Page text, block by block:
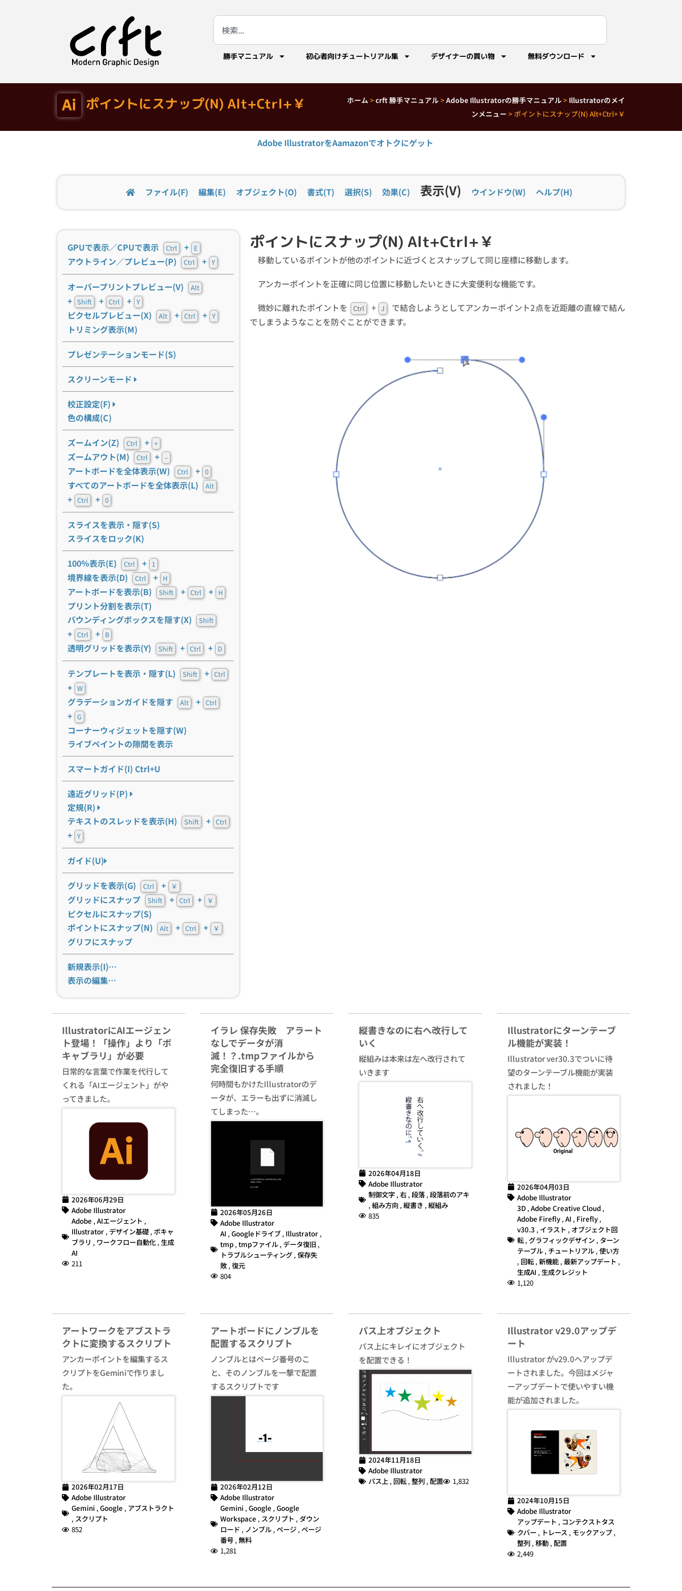
勝手マニュアル 初心者向けチュートリアル集 デザイナーの買い物 無料ダウンロード
ポイントにスナップ(N) Alt+Ctrl+￥ ホーム >crft 勝手マニュアル >Adobe Illustratorの勝手マニュアル > Illustratorのメイ
ンメニュー > ポイントにスナップ(N) Alt+Ctrl+￥
Adobe IllustratorをAamazonでオトクにゲット
ファイル(F) 編集(E) オブジェクト(O) 書式(T) 選択(S) 効果(C) 表示(V) ウインドウ(W) ヘルプ(H)
GPUで表示／CPUで表示 Ctrl + E
アウトライン／プレビュー(P) Ctrl + Y
オーバープリントプレビュー(V) Alt
+ Shift + Ctrl + Y
ピクセルプレビュー(X) Alt + Ctrl + Y
トリミング表示(M)
プレゼンテーションモード(S)
スクリーンモード
校正設定(F)
色の構成(C)
ズームイン(Z) Ctrl + +
ズームアウト(M) Ctrl + –
アートボードを全体表示(W) Ctrl + 0
すべてのアートボードを全体表示(L) Alt
+ Ctrl + 0
スライスを表示・隠す(S)
スライスをロック(K)
100％表示(E) Ctrl + 1
境界線を表示(D) Ctrl + H
アートボードを表示(B) Shift + Ctrl + H
プリント分割を表示(T)
バウンディングボックスを隠す(X)
Shift
+ Ctrl + B
透明グリッドを表示(Y) Shift + Ctrl + D
テンプレートを表示・隠す(L) Shift + Ctrl
+ W
グラデーションガイドを隠す Alt + Ctrl
+ G
コーナーウィジェットを隠す(W)
ライブペイントの隙間を表示
スマートガイド(I) Ctrl+U
遠近グリッド(P)
定規(R)
テキストのスレッドを表示(H)
Shift + Ctrl
+ Y
ガイド(U)
グリッドを表示(G) Ctrl + ￥
グリッドにスナップ Shift + Ctrl + ￥
ピクセルにスナップ(S)
ポイントにスナップ(N)
Alt + Ctrl + ￥
グリフにスナップ
新規表示(I)…
表示の編集…
ポイントにスナップ(N) Alt+Ctrl+￥
移動しているポイントが他のポイントに近づくとスナップして同じ座標に移動します。
アンカーポイントを正確に同じ位置に移動したいときに大変便利な機能です。
微妙に離れたポイントを
Ctrl + J
で結合しようとしてアンカーポイント2点を近距離の直線で結ん
でしまうようなことを防ぐことができます。
IllustratorにAIエージェン
ト登場！「操作」より「ボ
キャブラリ」が必要
日常的な言葉で作業を代行して
くれる「AIエージェント」がや
ってきました。
2026年06月29日
Adobe Illustrator
Adobe , AIエージェント ,
Illustrator , デザイン基礎 , ボキャ
ブラリ , ワークフロー自動化 , 生成
AI
211
イラレ 保存失敗 アラート
なしでデータが消
滅！？.tmpファイルから
完全復旧する手順
何時間もかけたIllustratorのデ
ータが、エラーも出ずに消滅し
てしまった…。
2026年05月26日
Adobe Illustrator
AI , Googleドライブ, Illustrator,
tmp, tmpファイル, データ復旧 ,
トラブルシューティング, 保存失
敗, 復元
804
縦書きなのに右へ改行して
いく
縦組みは本来は左へ改行されて
いきます
2026年04月18日
Adobe Illustrator
制御文字 , 右 , 段落 , 段落前のアキ
, 組み方向 , 縦書き , 縦組み
835
Illustratorにターンテーブ
ル機能が実装！
Illustrator ver30.3でついに待
望のターンテーブル機能が実装
されました！
2026年04月03日
Adobe Illustrator
3D, Adobe Creative Cloud,
Adobe Firefly, AI , Firefly,
v30.3 , イラスト , オブジェクト回
転, グラフィックデザイン, ターン
テーブル, チュートリアル, 使い方
, 回転, 新機能, 最新アップデート ,
生成AI , 生成クレジット
1,120
アートワークをアブストラ
クトに変換するスクリプト
アンカーポイントを編集するス
クリプトをGeminiで作りまし
た。
2026年02月17日
Adobe Illustrator
Gemini , Google , アブストラクト
, スクリプト
852
アートボードにノンブルを
配置するスクリプト
ノンブルとはページ番号のこ
と、そのノンブルを一撃で配置
するスクリプトです
2026年02月12日
Adobe Illustrator
Gemini , Google , Google
Workspace , スクリプト , ダウン
ロード , ノンブル, ページ, ページ
番号, 無料
1,281
パス上オブジェクト
パス上にキレイにオブジェクト
を配置できる！
2024年11月18日
Adobe Illustrator
パス上 , 回転 , 整列 , 配置 1,832
Illustrator v29.0アップデ
ート
Illustrator がv29.0へアップデ
ートされました。今回はメジャ
ーアップデートで使いやすい機
能が追加されました。
2024年10月15日
Adobe Illustrator
アップデート , コンテクストタス
クバー, トレース , モックアップ,
整列, 移動, 配置
2,449